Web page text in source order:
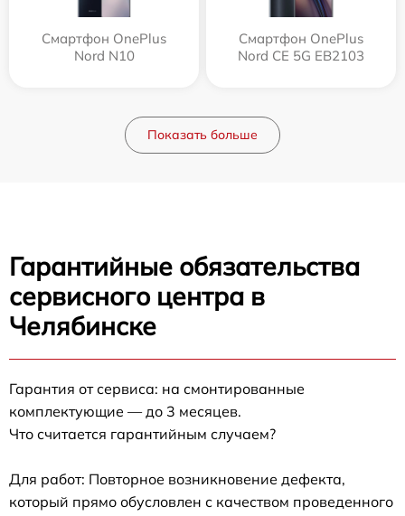
Смартфон OnePlus
Nord N10
Смартфон OnePlus
Nord CE 5G EB2103
Показать больше
Гарантийные обязательства
сервисного центра в
Челябинске
Гарантия от сервиса: на смонтированные
комплектующие — до 3 месяцев.
Что считается гарантийным случаем?
Для работ: Повторное возникновение дефекта,
который прямо обусловлен с качеством проведенного